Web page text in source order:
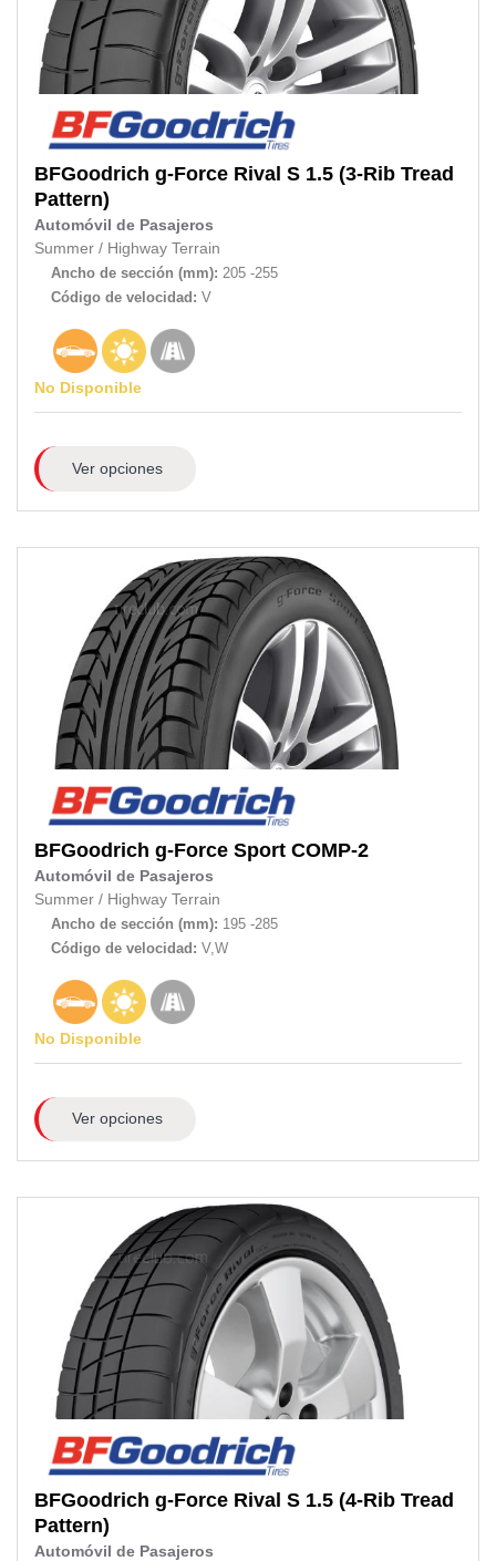
BFGoodrich g-Force Rival S 1.5 (3-Rib Tread
Pattern)
Automóvil de Pasajeros
Summer / Highway Terrain
Ancho de sección (mm): 205 -255
Código de velocidad: V
No Disponible
Ver opciones
BFGoodrich g-Force Sport COMP-2
Automóvil de Pasajeros
Summer / Highway Terrain
Ancho de sección (mm): 195 -285
Código de velocidad: V,W
No Disponible
Ver opciones
BFGoodrich g-Force Rival S 1.5 (4-Rib Tread
Pattern)
Automóvil de Pasajeros